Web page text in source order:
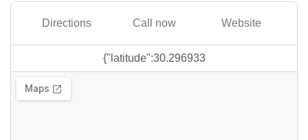
Directions Call now Website
{"latitude":30.296933